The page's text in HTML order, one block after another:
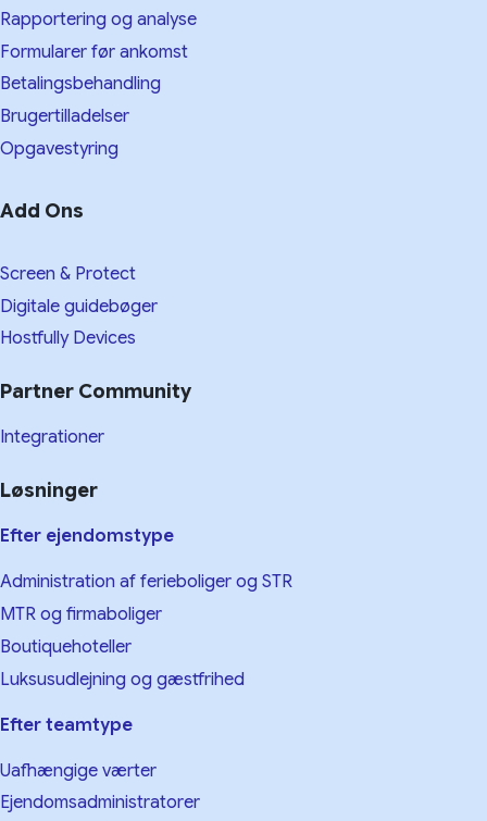
Rapportering og analyse
Formularer før ankomst
Betalingsbehandling
Brugertilladelser
Opgavestyring
Add Ons
Screen & Protect
Digitale guidebøger
Hostfully Devices
Partner Community
Integrationer
Løsninger
Efter ejendomstype
Administration af ferieboliger og STR
MTR og firmaboliger
Boutiquehoteller
Luksusudlejning og gæstfrihed
Efter teamtype
Uafhængige værter
Ejendomsadministratorer